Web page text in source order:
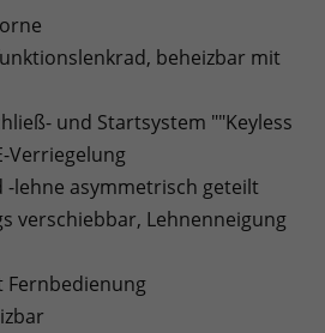
beheizbar mit
und Startsystem ""Keyless
Verriegelung
-lehne asymmetrisch geteilt
verschiebbar, Lehnenneigung
Fernbedienung